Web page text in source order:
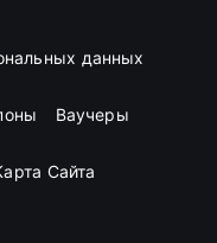
данных
Ваучеры
Сайта